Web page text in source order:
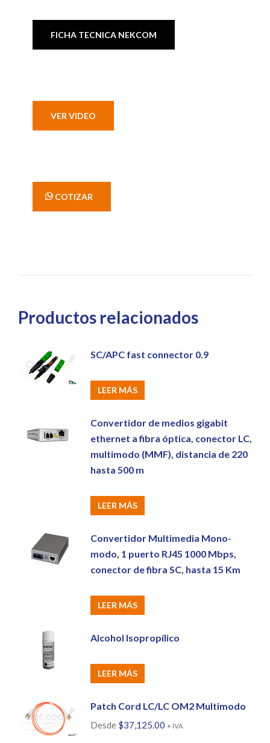
FICHA TECNICA NEKCOM
VER VIDEO
' COTIZAR
Productos relacionados
SC/APC fast connector 0.9
LEER MÁS
Convertidor de medios gigabit
ethernet a fibra óptica, conector LC,
multimodo (MMF), distancia de 220
hasta 500 m
LEER MÁS
Convertidor Multimedia Mono-
modo, 1 puerto RJ45 1000 Mbps,
conector de fibra SC, hasta 15 Km
LEER MÁS
Alcohol Isopropílico
LEER MÁS
Patch Cord LC/LC OM2 Multimodo
Desde $37,125.00 + IVA